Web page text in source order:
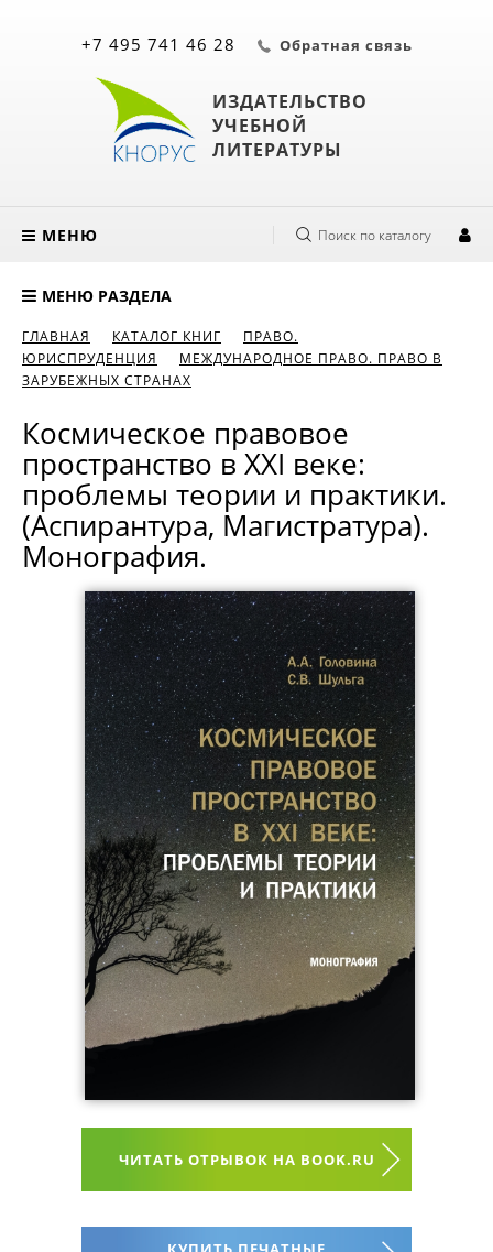
ИЗДАТЕЛЬСТВО
УЧЕБНОЙ
ЛИТЕРАТУРЫ
+7 495 741 46 28 Обратная связь
МЕНЮ Поиск по каталогу
МЕНЮ РАЗДЕЛА
ГЛАВНАЯ КАТАЛОГ КНИГ
ПРАВО.
ЮРИСПРУДЕНЦИЯ
МЕЖДУНАРОДНОЕ ПРАВО. ПРАВО В
ЗАРУБЕЖНЫХ СТРАНАХ
Космическое правовое
пространство в XXI веке:
проблемы теории и практики.
(Аспирантура, Магистратура).
Монография.
ЧИТАТЬ ОТРЫВОК НА BOOK.RU